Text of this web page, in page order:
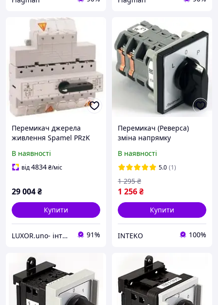
Перемикач джерела
живлення Spamel PRzK
В наявності
від4834₴/міс
29 004₴
Купити
LUXOR.uno- інтернет магазин 91%
Перемикач (Реверса)
зміна напрямку
двигуна Spamel LK16R-
3.8368/P03 для станків
В наявності
5.0 (1)
1 256₴
1 295 ₴
Купити
INTEKO 100%